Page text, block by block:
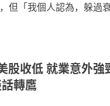
但「我個人認為，躲過
股收低 就業意外強
轉鷹